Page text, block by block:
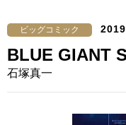
ビッグコミック
BLUE GIANT
石塚真一